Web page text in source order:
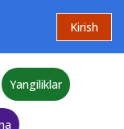
Kirish
Yangiliklar